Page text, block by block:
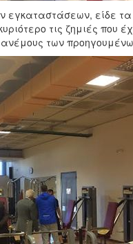
εγκαταστάσεων, είδε
τις ζημιές που
ανέμους των